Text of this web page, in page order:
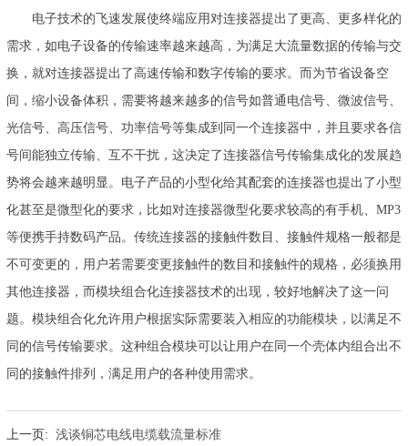
电子技术的飞速发展使终端应用对连接器提出了更高、更多样化的
需求，如电子设备的传输速率越来越高，为满足大流量数据的传输与交
换，就对连接器提出了高速传输和数字传输的要求。而为节省设备空
间，缩小设备体积，需要将越来越多的信号如普通电信号、微波信号、
光信号、高压信号、功率信号等集成到同一个连接器中，并且要求各信
号间能独立传输、互不干扰，这决定了连接器信号传输集成化的发展趋
势将会越来越明显。电子产品的小型化给其配套的连接器也提出了小型
化甚至是微型化的要求，比如对连接器微型化要求较高的有手机、MP3
等便携手持数码产品。传统连接器的接触件数目、接触件规格一般都是
不可变更的，用户若需要变更接触件的数目和接触件的规格，必须换用
其他连接器，而模块组合化连接器技术的出现，较好地解决了这一问
题。模块组合化允许用户根据实际需要装入相应的功能模块，以满足不
同的信号传输要求。这种组合模块可以让用户在同一个壳体内组合出不
同的接触件排列，满足用户的各种使用需求。
上一页: 浅谈铜芯电线电缆载流量标准